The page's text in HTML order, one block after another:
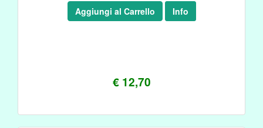
€ 12,70
Aggiungi al Carrello Info